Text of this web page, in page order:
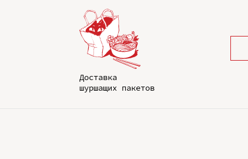
Доставка
шуршащих пакетов